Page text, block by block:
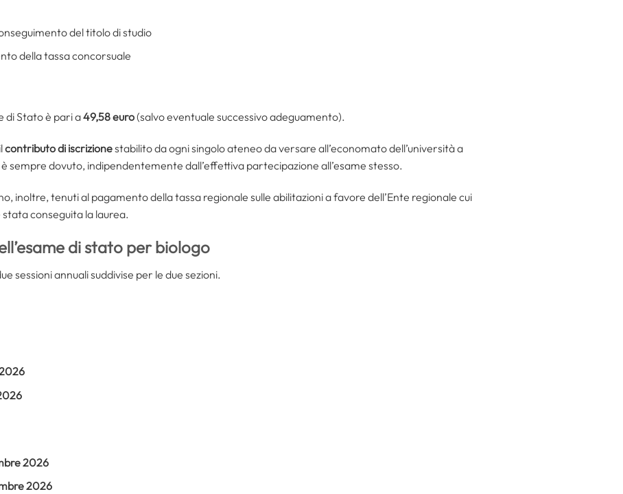
del titolo di studio
della tassa concorsuale
di Stato è pari a49,58 euro(salvo eventuale successivo adeguamento).
contributo di iscrizionestabilito da ogni singolo ateneo da versare all’economato dell’università a
sempre dovuto, indipendentemente dall’effettiva partecipazione all’esame stesso.
inoltre, tenuti al pagamento della tassa regionale sulle abilitazioni a favore dell’Ente regionale cui
stata conseguita la laurea.
di stato per biologo
sessioni annuali suddivise per le due sezioni.
2026
2026